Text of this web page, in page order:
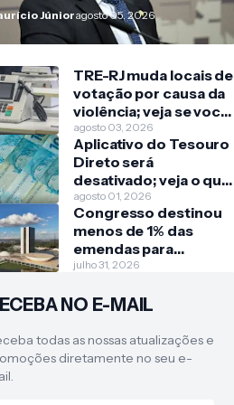
Júnioragosto 05, 2026
TRE-RJ muda locais de
votação por causa da
violência; veja se você
será afetado
agosto 03, 2026
Aplicativo do Tesouro
Direto será
desativado; veja o que
muda para quem
investe
agosto 01, 2026
Congresso destinou
menos de 1% das
emendas para
crianças e
últimos três anos
julho 31, 2026
NO E-MAIL
todas as nossas atualizações e
diretamente no seu e-